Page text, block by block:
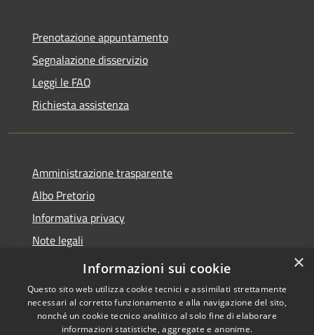
Prenotazione appuntamento
Segnalazione disservizio
Leggi le FAQ
Richiesta assistenza
Amministrazione trasparente
Albo Pretorio
Informativa privacy
Note legali
Dichiarazione di accessibilità
×
Informazioni sui cookie
Questo sito web utilizza cookie tecnici e assimilati strettamente
necessari al corretto funzionamento e alla navigazione del sito,
nonché un cookie tecnico analitico al solo fine di elaborare
informazioni statistiche, aggregate e anonime.